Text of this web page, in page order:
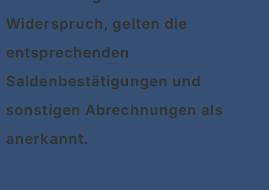
Widerspruch, gelten die
entsprechenden
Saldenbestätigungen und
sonstigen Abrechnungen als
anerkannt.